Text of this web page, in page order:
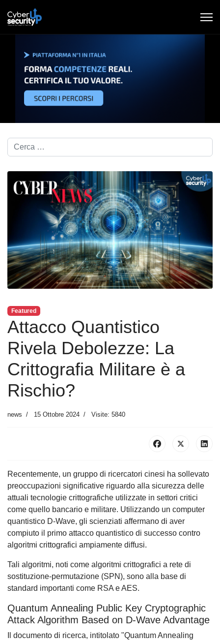
Cerca nel blog...
Featured
Attacco Quantistico
Rivela Debolezze: La
Crittografia Militare è a
Rischio?
news 15 Ottobre 2024 Visite: 5840
Recentemente, un gruppo di ricercatori cinesi ha sollevato
preoccupazioni significative riguardo alla sicurezza delle
attuali tecnologie crittografiche utilizzate in settori critici
come quello bancario e militare. Utilizzando un computer
quantistico D-Wave, gli scienziati affermano di aver
compiuto il primo attacco quantistico di successo contro
algoritmi crittografici ampiamente diffusi.
Tali algoritmi, noti come algoritmi crittografici a rete di
sostituzione-permutazione (SPN), sono alla base di
standard importanti come RSA e AES.
Quantum Annealing Public Key Cryptographic
Attack Algorithm Based on D-Wave Advantage
Il documento di ricerca, intitolato "Quantum Annealing